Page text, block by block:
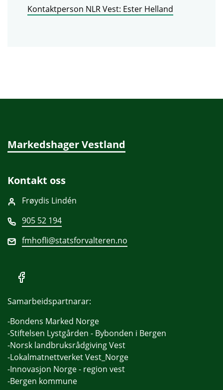
Kontaktperson NLR Vest: Ester Helland
Markedshager Vestland
Kontakt oss
Frøydis Lindén
905 52 194
fmhofli@statsforvalteren.no
Samarbeidspartnarar:
-Bondens Marked Norge
-Stiftelsen Lystgården - Bybonden i Bergen
-Norsk landbruksrådgiving Vest
-Lokalmatnettverket Vest_Norge
-Innovasjon Norge - region vest
-Bergen kommune